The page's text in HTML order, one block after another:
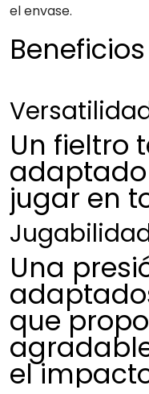
el envase.
Beneficios
Un fieltro
jugar en
Una
que
el